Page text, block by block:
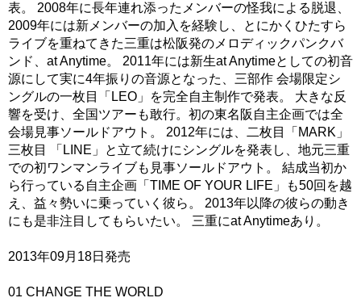
表。 2008年に長年連れ添ったメンバーの怪我による脱退、
2009年には新メンバーの加入を経験し、とにかくひたすら
ライブを重ねてきた三重は松阪発のメロディックパンクバ
ンド、at Anytime。 2011年には新生at Anytimeとしての初音
源にして実に4年振りの音源となった、三部作 会場限定シ
ングルの一枚目「LEO」を完全自主制作で発表。 大きな反
響を受け、全国ツアーも敢行。初の東名阪自主企画では全
会場見事ソールドアウト。 2012年には、二枚目「MARK」
三枚目 「LINE」と立て続けにシングルを発表し、地元三重
での初ワンマンライブも見事ソールドアウト。 結成当初か
ら行っている自主企画「TIME OF YOUR LIFE」も50回を越
え、益々勢いに乗っていく彼ら。 2013年以降の彼らの動き
にも是非注目してもらいたい。 三重にat Anytimeあり。
2013年09月18日発売
01 CHANGE THE WORLD